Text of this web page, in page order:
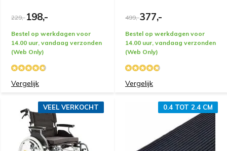
229,-198,-
Bestel op werkdagen voor
14.00 uur, vandaag verzonden
(Web Only)
Vergelijk
499,-377,-
Bestel op werkdagen voor
14.00 uur, vandaag verzonden
(Web Only)
Vergelijk
VEEL VERKOCHT 0.4 TOT 2.4 CM